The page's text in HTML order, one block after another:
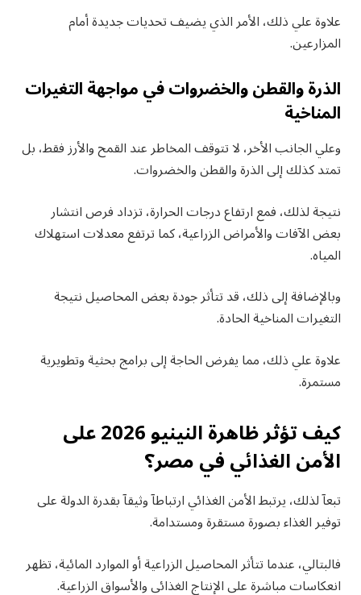
علاوة علي ذلك، الأمر الذي يضيف تحديات جديدة أمام
المزارعين.
الذرة والقطن والخضروات في مواجهة التغيرات
المناخية
وعلي الجانب الأخر، لا تتوقف المخاطر عند القمح والأرز فقط، بل
تمتد كذلك إلى الذرة والقطن والخضروات.
نتيجة لذلك، فمع ارتفاع درجات الحرارة، تزداد فرص انتشار
بعض الآفات والأمراض الزراعية، كما ترتفع معدلات استهلاك
المياه.
وبالإضافة إلى ذلك، قد تتأثر جودة بعض المحاصيل نتيجة
التغيرات المناخية الحادة.
علاوة علي ذلك، مما يفرض الحاجة إلى برامج بحثية وتطويرية
مستمرة.
كيف تؤثر ظاهرة النينيو 2026 على
الأمن الغذائي في مصر؟
تبعآ لذلك، يرتبط الأمن الغذائي ارتباطآ وثيقآ بقدرة الدولة على
توفير الغذاء بصورة مستقرة ومستدامة.
فالبتالي، عندما تتأثر المحاصيل الزراعية أو الموارد المائية، تظهر
انعكاسات مباشرة على الإنتاج الغذائي والأسواق الزراعية.